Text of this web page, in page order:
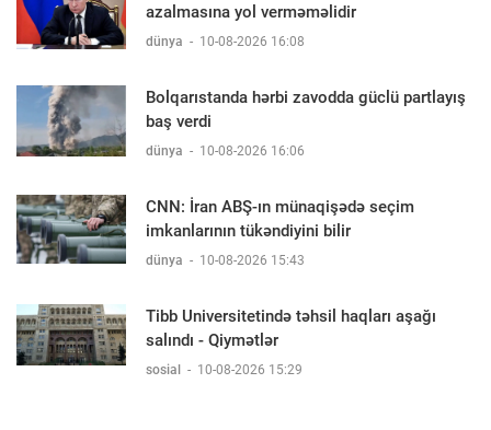
azalmasına yol verməməlidir
dünya - 10-08-2026 16:08
Bolqarıstanda hərbi zavodda güclü partlayış
baş verdi
dünya - 10-08-2026 16:06
CNN: İran ABŞ-ın münaqişədə seçim
imkanlarının tükəndiyini bilir
dünya - 10-08-2026 15:43
Tibb Universitetində təhsil haqları aşağı
salındı - Qiymətlər
sosial - 10-08-2026 15:29